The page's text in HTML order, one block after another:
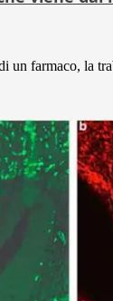
un farmaco, la